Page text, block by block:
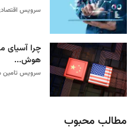
سرویس
چرا آسیای
هوش...
سرویس تامین
مطالب محبوب